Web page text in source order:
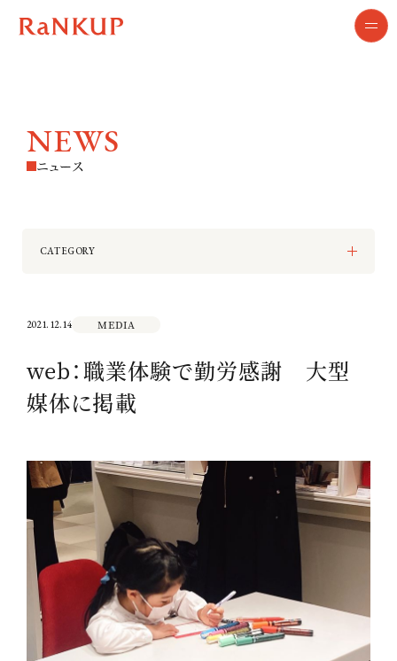
NEWS
ニュース
CATEGORY
TOPICS
2021.12.14 MEDIA
web：職業体験で勤労感謝 大型
媒体に掲載